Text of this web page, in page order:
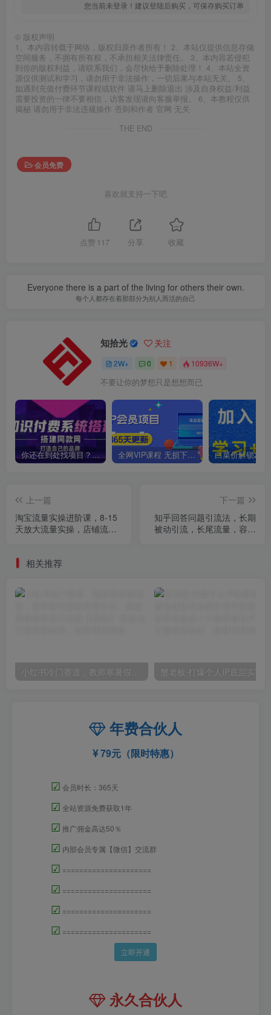
您当前未登录！建议登陆后购买，可保存购买订单
© 版权声明
1、本内容转载于网络，版权归原作者所有！ 2、本站仅提供信息存储
空间服务，不拥有所有权，不承担相关法律责任。 3、本内容若侵犯
到你的版权利益，请联系我们，会尽快给予删除处理！ 4、本站全资
源仅供测试和学习，请勿用于非法操作，一切后果与本站无关。 5、
如遇到充值付费环节课程或软件 请马上删除退出 涉及自身权益/利益
需要投资的一律不要相信，访客发现请向客服举报。 6、本教程仅供
揭秘 请勿用于非法违规操作 否则和作者 官网 无关
THE END
会员免费
喜欢就支持一下吧
点赞 117 分享 收藏
Everyone there is a part of the living for others their own.
每个人都存在着那部分为别人而活的自己
知拾光 关注
2W+ 0 1 10936W+
不要让你的梦想只是想想而已
你还在到处找项目？还在当韭菜？我靠卖项目一个月收入5万+，曾经我也是个失败者。 全网VIP课程 无损下载~
上一篇
淘宝流量实操进阶课，8-15
天放大流量实操，店铺流量
下一篇
知乎回答问题引流法，长期
被动引流，长尾流量，容易
相关推荐
小红书冷门赛道，教师寒暑假项目，多种连环套的变现方式，还能矩阵操作放大收益【揭秘】
年费合伙人
79元（限时特惠）
☑ 会员时长：365天
☑ 全站资源免费获取1年
☑ 推广佣金高达50％
☑ 内部会员专属【微信】交流群
☑ =====================
☑ =====================
☑ =====================
☑ =====================
立即开通
永久合伙人